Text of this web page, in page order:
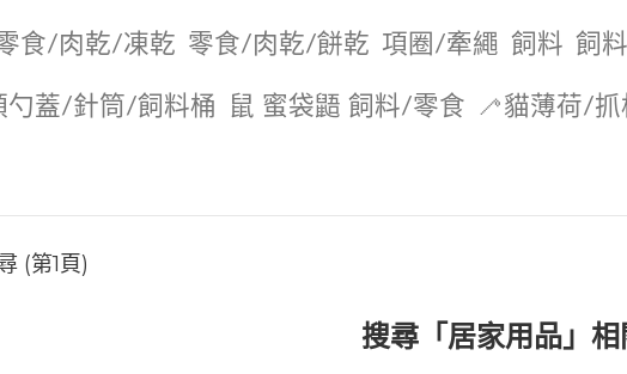
食/肉乾/凍乾 零食/肉乾/餅乾 項圈/牽繩 飼料 飼
勺蓋/針筒/飼料桶 鼠 蜜袋鼯 飼料/零食 🦯貓薄荷/
(第1頁)
搜尋「居家用品」